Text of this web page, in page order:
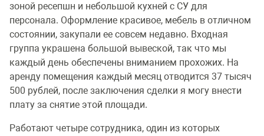
зоной ресепшн и небольшой кухней с СУ для
персонала. Оформление красивое, мебель в отличном
состоянии, закупали ее совсем недавно. Входная
группа украшена большой вывеской, так что мы
каждый день обеспечены вниманием прохожих. На
аренду помещения каждый месяц отводится 37 тысяч
500 рублей, после заключения сделки я могу внести
плату за снятие этой площади.
Работают четыре сотрудника, один из которых